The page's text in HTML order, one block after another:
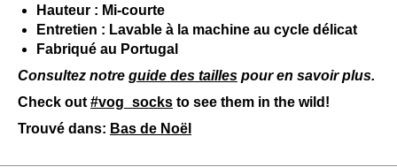
Hauteur : Mi-courte
Entretien : Lavable à la machine au cycle délicat
Fabriqué au Portugal
Consultez notre guide des tailles pour en savoir plus.
Check out #vog_socks to see them in the wild!
Trouvé dans: Bas de Noël